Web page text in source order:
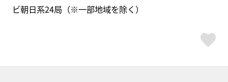
ビ朝日系24局（※一部地域を除く）